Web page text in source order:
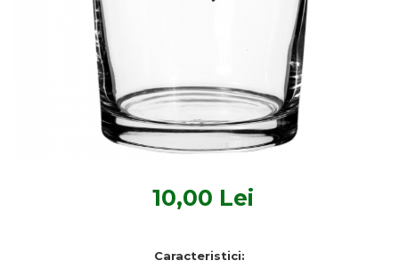
Textile Bucatarie
Prosoape si lavete
10,00 Lei
Caracteristici: